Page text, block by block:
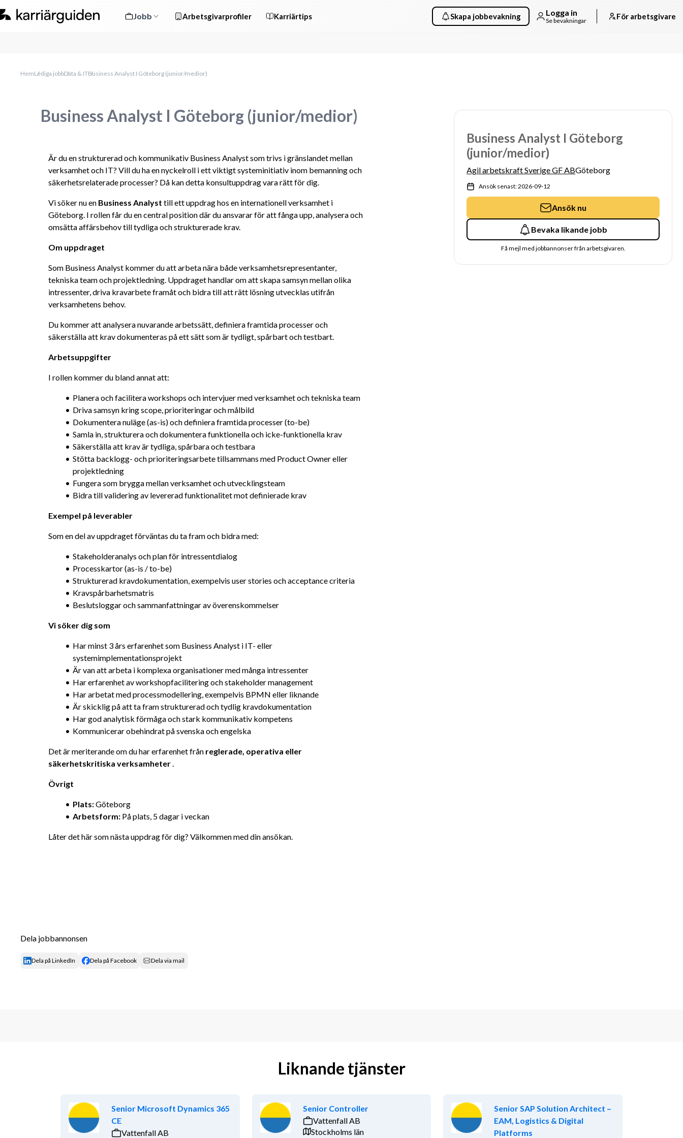
Jobb Arbetsgivarprofiler Karriärtips Skapa jobbevakning Logga in
Se bevakningar För arbetsgivare
HemLediga jobbData & ITBusiness Analyst I Göteborg (junior/medior)
Business Analyst I Göteborg (junior/medior)
Är du en strukturerad och kommunikativ Business Analyst som trivs i gränslandet mellan
verksamhet och IT? Vill du ha en nyckelroll i ett viktigt systeminitiativ inom bemanning och
säkerhetsrelaterade processer? Då kan detta konsultuppdrag vara rätt för dig.
Vi söker nu en Business Analyst till ett uppdrag hos en internationell verksamhet i
Göteborg. I rollen får du en central position där du ansvarar för att fånga upp, analysera och
omsätta affärsbehov till tydliga och strukturerade krav.
Om uppdraget
Som Business Analyst kommer du att arbeta nära både verksamhetsrepresentanter,
tekniska team och projektledning. Uppdraget handlar om att skapa samsyn mellan olika
intressenter, driva kravarbete framåt och bidra till att rätt lösning utvecklas utifrån
verksamhetens behov.
Du kommer att analysera nuvarande arbetssätt, definiera framtida processer och
säkerställa att krav dokumenteras på ett sätt som är tydligt, spårbart och testbart.
Arbetsuppgifter
I rollen kommer du bland annat att:
Planera och facilitera workshops och intervjuer med verksamhet och tekniska team
Driva samsyn kring scope, prioriteringar och målbild
Dokumentera nuläge (as-is) och definiera framtida processer (to-be)
Samla in, strukturera och dokumentera funktionella och icke-funktionella krav
Säkerställa att krav är tydliga, spårbara och testbara
Stötta backlogg- och prioriteringsarbete tillsammans med Product Owner eller
projektledning
Fungera som brygga mellan verksamhet och utvecklingsteam
Bidra till validering av levererad funktionalitet mot definierade krav
Exempel på leverabler
Som en del av uppdraget förväntas du ta fram och bidra med:
Stakeholderanalys och plan för intressentdialog
Processkartor (as-is / to-be)
Strukturerad kravdokumentation, exempelvis user stories och acceptance criteria
Kravspårbarhetsmatris
Beslutsloggar och sammanfattningar av överenskommelser
Vi söker dig som
Har minst 3 års erfarenhet som Business Analyst i IT- eller
systemimplementationsprojekt
Är van att arbeta i komplexa organisationer med många intressenter
Har erfarenhet av workshopfacilitering och stakeholder management
Har arbetat med processmodellering, exempelvis BPMN eller liknande
Är skicklig på att ta fram strukturerad och tydlig kravdokumentation
Har god analytisk förmåga och stark kommunikativ kompetens
Kommunicerar obehindrat på svenska och engelska
Det är meriterande om du har erfarenhet från reglerade, operativa eller
säkerhetskritiska verksamheter .
Övrigt
Plats: Göteborg
Arbetsform: På plats, 5 dagar i veckan
Låter det här som nästa uppdrag för dig? Välkommen med din ansökan.
Business Analyst I Göteborg
(junior/medior)
Agil arbetskraft Sverige GF ABGöteborg
Ansök senast: 2026-09-12
Ansök nu
Bevaka likande jobb
Få mejl med jobbannonser från arbetsgivaren.
Dela jobbannonsen
Dela på LinkedIn Dela på Facebook Dela via mail
Liknande tjänster
Senior Microsoft Dynamics 365
CE
Vattenfall AB
Senior Controller
Vattenfall AB
Stockholms län
Senior SAP Solution Architect –
EAM, Logistics & Digital
Platforms